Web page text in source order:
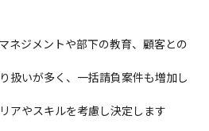
ネジメントや部下の教育、顧客との
扱いが多く、一括請負案件も増加し
アやスキルを考慮し決定します